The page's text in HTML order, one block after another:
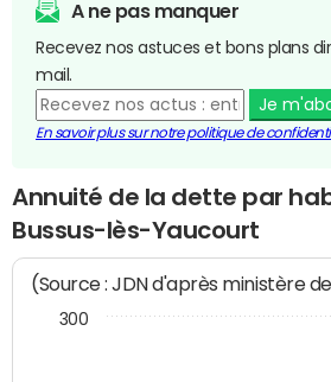
A ne pas manquer
Recevez nos astuces et bons plans
mail.
Je
En savoir plus sur notre politique de
Annuité de la dette par
Bussus-lès-Yaucourt
(Source : JDN d'après ministère
300